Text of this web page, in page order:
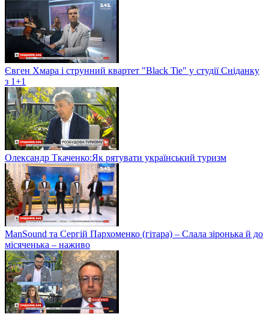
Євген Хмара і струнний квартет "Black Tie" у студії Сніданку
з 1+1
Олександр Ткаченко:Як рятувати український туризм
ManSound та Сергій Пархоменко (гітара) – Слала зіронька й до
місяченька – наживо